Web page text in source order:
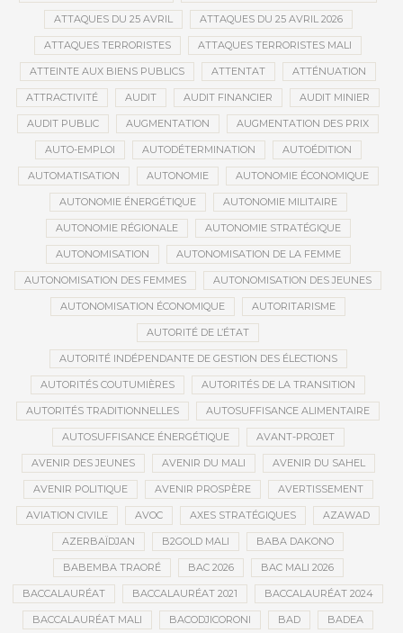
ATTAQUES DU 25 AVRIL ATTAQUES DU 25 AVRIL 2026
ATTAQUES TERRORISTES ATTAQUES TERRORISTES MALI
ATTEINTE AUX BIENS PUBLICS ATTENTAT ATTÉNUATION
ATTRACTIVITÉ AUDIT AUDIT FINANCIER AUDIT MINIER
AUDIT PUBLIC AUGMENTATION AUGMENTATION DES PRIX
AUTO-EMPLOI AUTODÉTERMINATION AUTOÉDITION
AUTOMATISATION AUTONOMIE AUTONOMIE ÉCONOMIQUE
AUTONOMIE ÉNERGÉTIQUE AUTONOMIE MILITAIRE
AUTONOMIE RÉGIONALE AUTONOMIE STRATÉGIQUE
AUTONOMISATION AUTONOMISATION DE LA FEMME
AUTONOMISATION DES FEMMES AUTONOMISATION DES JEUNES
AUTONOMISATION ÉCONOMIQUE AUTORITARISME
AUTORITÉ DE L’ÉTAT
AUTORITÉ INDÉPENDANTE DE GESTION DES ÉLECTIONS
AUTORITÉS COUTUMIÈRES AUTORITÉS DE LA TRANSITION
AUTORITÉS TRADITIONNELLES AUTOSUFFISANCE ALIMENTAIRE
AUTOSUFFISANCE ÉNERGÉTIQUE AVANT-PROJET
AVENIR DES JEUNES AVENIR DU MALI AVENIR DU SAHEL
AVENIR POLITIQUE AVENIR PROSPÈRE AVERTISSEMENT
AVIATION CIVILE AVOC AXES STRATÉGIQUES AZAWAD
AZERBAÏDJAN B2GOLD MALI BABA DAKONO
BABEMBA TRAORÉ BAC 2026 BAC MALI 2026
BACCALAURÉAT BACCALAURÉAT 2021 BACCALAURÉAT 2024
BACCALAURÉAT MALI BACODJICORONI BAD BADEA